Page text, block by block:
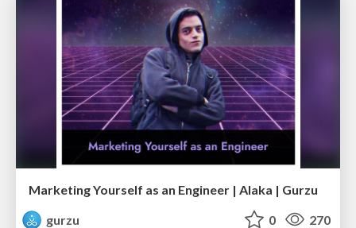
Marketing Yourself as an Engineer | Alaka | Gurzu
gurzu
0 270